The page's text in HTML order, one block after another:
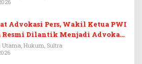
Advokasi Pers, Wakil Ketua PWI
Resmi Dilantik Menjadi Advokat
Utama, Hukum, Sultra